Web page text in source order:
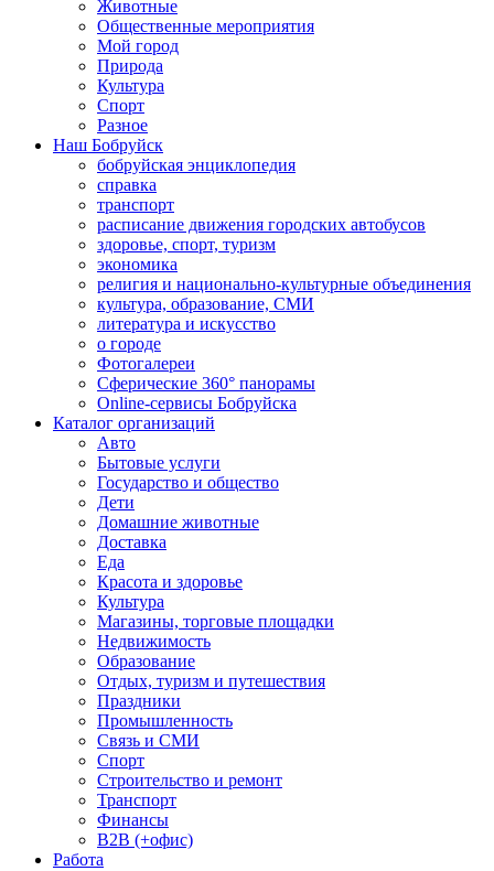
Животные
Общественные мероприятия
Мой город
Природа
Культура
Спорт
Разное
Наш Бобруйск
бобруйская энциклопедия
справка
транспорт
расписание движения городских автобусов
здоровье, спорт, туризм
экономика
религия и национально-культурные объединения
культура, образование, СМИ
литература и искусство
о городе
Фотогалереи
Сферические 360° панорамы
Online-сервисы Бобруйска
Каталог организаций
Авто
Бытовые услуги
Государство и общество
Дети
Домашние животные
Доставка
Еда
Красота и здоровье
Культура
Магазины, торговые площадки
Недвижимость
Образование
Отдых, туризм и путешествия
Праздники
Промышленность
Связь и СМИ
Спорт
Строительство и ремонт
Транспорт
Финансы
B2B (+офис)
Работа